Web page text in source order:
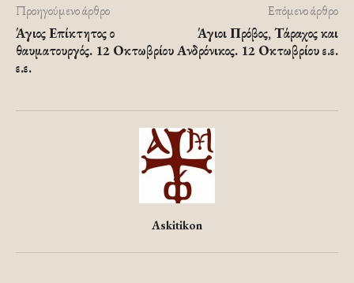
Προηγούμενο άρθρο
Άγιος Επίκτητος ο
θαυματουργός. 12 Οκτωβρίου
ε.ε.
Επόμενο άρθρο
Άγιοι Πρόβος, Τάραχος και
Ανδρόνικος. 12 Οκτωβρίου ε.ε.
Askitikon